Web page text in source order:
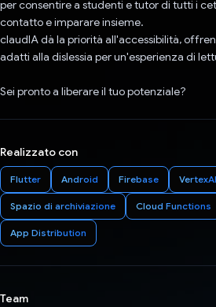
per consentire a studenti e tutor di tutti i
contatto e imparare insieme.
claudIA dà la priorità all'accessibilità,
adatti alla dislessia per un'esperienza di
Sei pronto a liberare il tuo potenziale?
Realizzato con
Flutter Android Firebase VertexAI
Spazio di archiviazione Cloud Functions
App Distribution
Team